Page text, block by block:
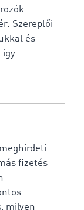
Szereplői
és
így
fizetés
milyen